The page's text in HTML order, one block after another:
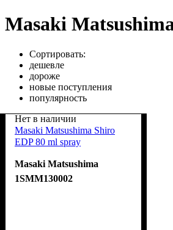
Masaki
Сортировать:
дешевле
дороже
новые поступления
популярность
Нет в наличии
Masaki Matsushima Shiro
EDP 80 ml spray
Masaki Matsushima
1SMM130002